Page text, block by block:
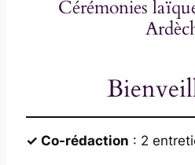
Cérémonies
✓ Co-rédaction : 2